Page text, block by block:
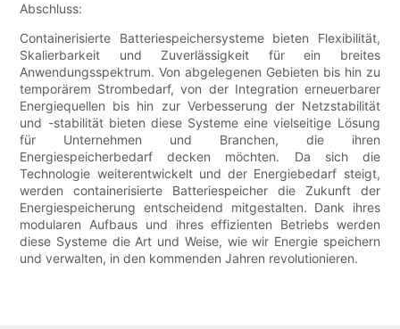
Abschluss:
Containerisierte Batteriespeichersysteme bieten Flexibilität,
Skalierbarkeit und Zuverlässigkeit für ein breites
Anwendungsspektrum. Von abgelegenen Gebieten bis hin zu
temporärem Strombedarf, von der Integration erneuerbarer
Energiequellen bis hin zur Verbesserung der Netzstabilität
und -stabilität bieten diese Systeme eine vielseitige Lösung
für Unternehmen und Branchen, die ihren
Energiespeicherbedarf decken möchten. Da sich die
Technologie weiterentwickelt und der Energiebedarf steigt,
werden containerisierte Batteriespeicher die Zukunft der
Energiespeicherung entscheidend mitgestalten. Dank ihres
modularen Aufbaus und ihres effizienten Betriebs werden
diese Systeme die Art und Weise, wie wir Energie speichern
und verwalten, in den kommenden Jahren revolutionieren.